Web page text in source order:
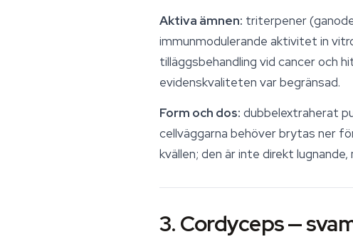
Aktiva ämnen: triterpener
immunmodulerande aktivitet in
tilläggsbehandling vid cancer och
evidenskvaliteten var begränsad.
Form och dos: dubbelextraherat
cellväggarna behöver brytas ner
kvällen; den är inte direkt
3. Cordyceps —